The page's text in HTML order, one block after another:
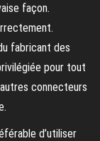
façon.
fabricant des
pour tout
connecteurs
d’utiliser